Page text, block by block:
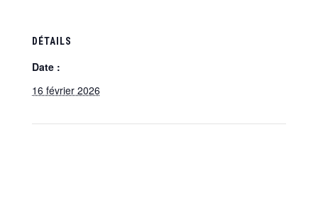
DÉTAILS
Date :
16 février 2026